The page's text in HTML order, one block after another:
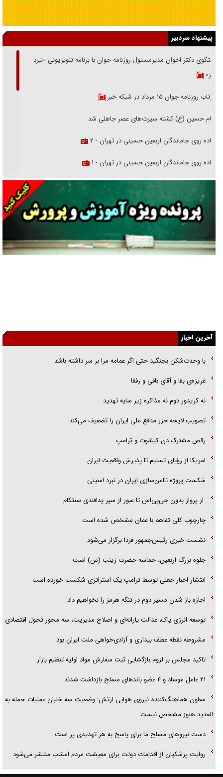
پیشنهاد سردبیر
گفتگوی دکتر اخوان مدیرمسئول روزنامه جوان با برنامه تلویزیونی «نبرد
هرمز»
بازتاب روزنامه جوان ۱۵ مرداد در شبکه خبر
امام حسین (ع) کشته سیرت‌های عصر جاهلی شد
پیاده روی جاماندگان اربعین حسینی در تهران - ۲
پیاده روی جاماندگان اربعین حسینی در تهران - ۱
فریاد‌ها و ناله‌های دوستان مبارزدلم را آتش می‌زد
تغییر رویه دشمن در ترور از شیخ فضل‌الله تا مصباح یزدی
خرید قسطی اولش خنده و آخرش گریه است!
فوتبال و آن «بالا»!
گفت‌وگو با خواهر یکی از شهدای جنگ رمضان/ خواهرم فرمانده جهادی و
جزئیات شکنجه‌هایم فراتر از آن است که در بیان بگنجد!
گزارش «جوان» از قوانین سخت‌گیرانه ۶ قاره در برابر یورش به پاسگاه‌های
آخرین اخبار
با وحدت‌شکن بجنگید حتی اگر عمامه مرا بر سر داشته باشد
غریزه‌ی بقا و آقای باقی و رفقا
نه کریدور دوم نه مذاکره زیر سایه تهدید
تصویب لایحه خزر منافع ملی ایران را تضعیف می‌کند
رقص مشترک دن کیشوت و ترامپ
امریکا از رؤیای تسلیم تا پذیرش واقعیت ایران
شکست پروژه ناامن‌سازی ایران در نبرد امنیتی
از پرواز بدون جی‌پی‌اس تا عبور از سپر پدافندی سنتکام
چارچوب کلی تفاهم با عمان مشخص شده است
نشست خبری رئیس‌جمهور فردا برگزار می‌شود
جلوه بزرگ اربعین، حماسه حضرت زینب (س) است
انتشار اخبار جعلی توسط ترامپ یک استراتژی شکست خورده است
اجازه باز شدن مسیر دوم در تنگه هرمز را نخواهیم داد
توسعه انرژی پاک، عدالت یارانه‌ای و اصلاح مدیریت، سه محور تحول اقتصادی
مشروطه نقطه عطف بیداری و آزادی‌خواهی ملت ایران بود
تاکید مجلس بر لزوم بازگشایی ثبت سفارش مواد اولیه تنظیم بازار
۲۱ عامل موساد و ۴ عضو باند‌های مسلح بازداشت شدند
معاون هماهنگ‌کننده نیروی هوایی ارتش: وضعیت سه خلبان عملیات حمله به
العدید هنوز مشخص نیست
دست نیرو‌های مسلح ما برای پاسخ به هر تهدیدی پر است
روایت پزشکیان از اقدامات دولت برای معیشت مردم امشب منتشر می‌شود